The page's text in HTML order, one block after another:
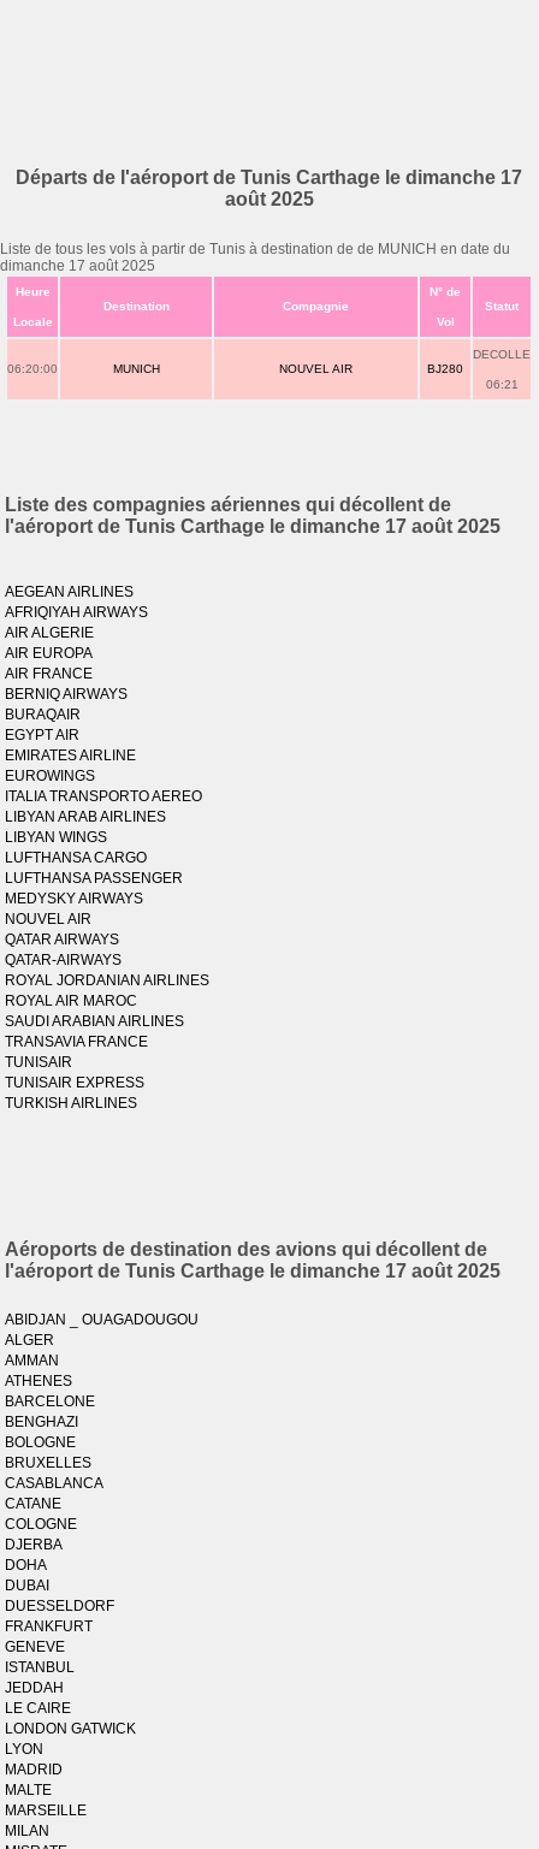
Départs de l'aéroport de Tunis Carthage le dimanche 17
août 2025
Liste de tous les vols à partir de Tunis à destination de de MUNICH en date du
dimanche 17 août 2025
Heure
Locale
Destination Compagnie
N° de
Vol
Statut
06:20:00 MUNICH NOUVEL AIR BJ280
DECOLLE
06:21
Liste des compagnies aériennes qui décollent de
l'aéroport de Tunis Carthage le dimanche 17 août 2025
AEGEAN AIRLINES
AFRIQIYAH AIRWAYS
AIR ALGERIE
AIR EUROPA
AIR FRANCE
BERNIQ AIRWAYS
BURAQAIR
EGYPT AIR
EMIRATES AIRLINE
EUROWINGS
ITALIA TRANSPORTO AEREO
LIBYAN ARAB AIRLINES
LIBYAN WINGS
LUFTHANSA CARGO
LUFTHANSA PASSENGER
MEDYSKY AIRWAYS
NOUVEL AIR
QATAR AIRWAYS
QATAR-AIRWAYS
ROYAL JORDANIAN AIRLINES
ROYAL AIR MAROC
SAUDI ARABIAN AIRLINES
TRANSAVIA FRANCE
TUNISAIR
TUNISAIR EXPRESS
TURKISH AIRLINES
Aéroports de destination des avions qui décollent de
l'aéroport de Tunis Carthage le dimanche 17 août 2025
ABIDJAN _ OUAGADOUGOU
ALGER
AMMAN
ATHENES
BARCELONE
BENGHAZI
BOLOGNE
BRUXELLES
CASABLANCA
CATANE
COLOGNE
DJERBA
DOHA
DUBAI
DUESSELDORF
FRANKFURT
GENEVE
ISTANBUL
JEDDAH
LE CAIRE
LONDON GATWICK
LYON
MADRID
MALTE
MARSEILLE
MILAN